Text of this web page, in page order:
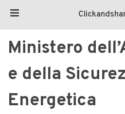
Ministero
e della
Energetica